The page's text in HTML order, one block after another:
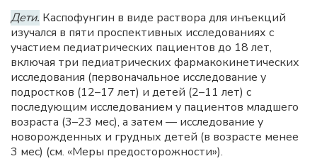
Дети. Каспофунгин в виде раствора для инъекций
изучался в пяти проспективных исследованиях с
участием педиатрических пациентов до 18 лет,
включая три педиатрических фармакокинетических
исследования (первоначальное исследование у
подростков (12–17 лет) и детей (2–11 лет) с
последующим исследованием у пациентов младшего
возраста (3–23 мес), а затем — исследование у
новорожденных и грудных детей (в возрасте менее
3 мес) (см. «Меры предосторожности»).